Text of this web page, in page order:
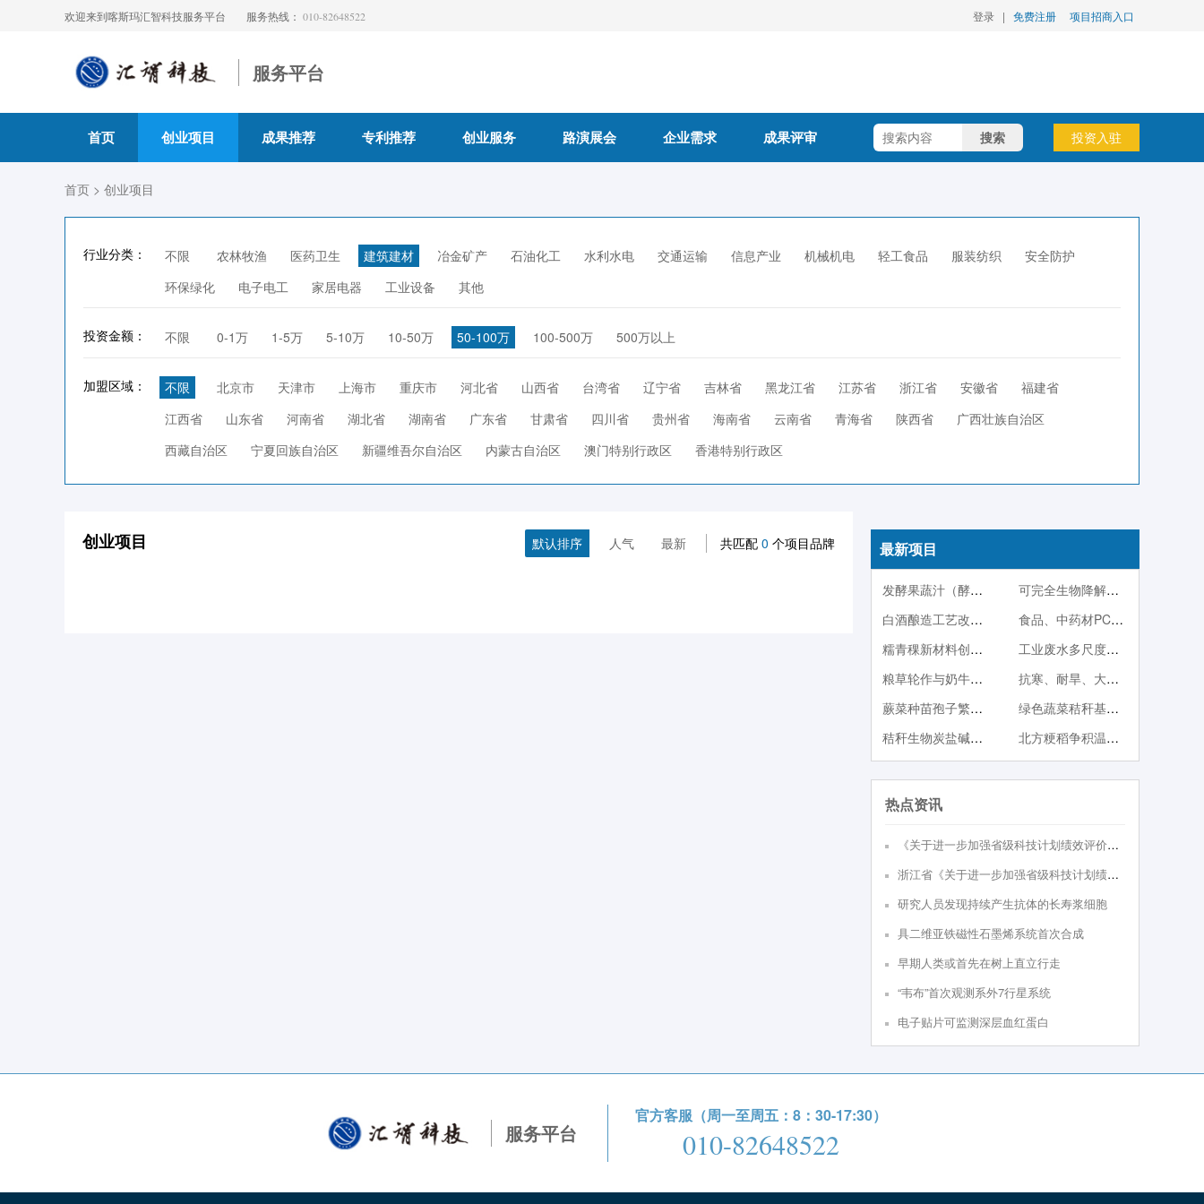
欢迎来到喀斯玛汇智科技服务平台 服务热线： 010-82648522 登录 | 免费注册 项目招商入口
服务平台
首页 创业项目 成果推荐 专利推荐 创业服务 路演展会 企业需求 成果评审 搜索 投资入驻
首页 > 创业项目
行业分类： 不限 农林牧渔 医药卫生 建筑建材 冶金矿产 石油化工 水利水电 交通运输 信息产业 机械机电 轻工食品 服装纺织
安全防护
环保绿化
电子电工 家居电器 工业设备 其他
投资金额： 不限 0-1万 1-5万 5-10万 10-50万 50-100万 100-500万 500万以上
加盟区域： 不限 北京市 天津市 上海市 重庆市 河北省 山西省 台湾省 辽宁省 吉林省 黑龙江省 江苏省 浙江省 安徽省
福建省
江西省
山东省 河南省 湖北省 湖南省 广东省 甘肃省 四川省 贵州省 海南省 云南省 青海省 陕西省
广西壮族自治区
西藏自治区
宁夏回族自治区 新疆维吾尔自治区 内蒙古自治区 澳门特别行政区 香港特别行政区
创业项目 默认排序 人气 最新 共匹配 0 个项目品牌 最新项目
发酵果蔬汁（酵素）系列产品
可完全生物降解塑料PBS
白酒酿造工艺改良技术
食品、中药材PCR快检技术
糯青稞新材料创制及其产品开发
工业废水多尺度调控生物强化处理与稳定达标技术
粮草轮作与奶牛一体化产业技术体系
抗寒、耐旱、大果型蓝靛果品种与种苗繁殖技术
蕨菜种苗孢子繁殖与人工栽培技术
绿色蔬菜秸秆基质栽培
秸秆生物炭盐碱地改良与中低产田改造技术
北方粳稻争积温育秧方法
热点资讯
《关于进⼀步加强省级科技计划绩效评价的实施意见（试⾏）》政策解读
浙江省《关于进一步加强省级科技计划绩效评价的实施意见（试行）》
研究人员发现持续产生抗体的长寿浆细胞
具二维亚铁磁性石墨烯系统首次合成
早期人类或首先在树上直立行走
“韦布”首次观测系外7行星系统
电子贴片可监测深层血红蛋白
服务平台
官方客服（周一至周五：8：30-17:30）
010-82648522